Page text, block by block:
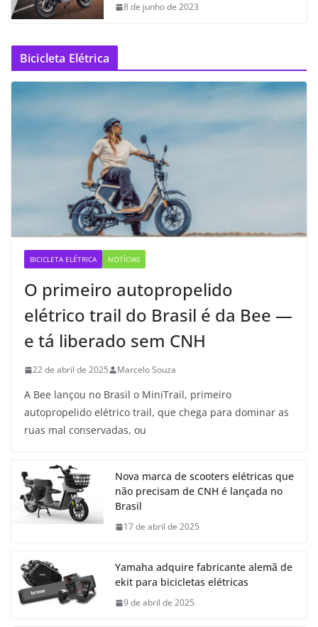
8 de junho de 2023
Bicicleta Elétrica
BICICLETA ELÉTRICA NOTÍCIAS
O primeiro autopropelido
elétrico trail do Brasil é da Bee —
e tá liberado sem CNH
22 de abril de 2025 Marcelo Souza
A Bee lançou no Brasil o MiniTrail, primeiro
autopropelido elétrico trail, que chega para dominar as
ruas mal conservadas, ou
Nova marca de scooters elétricas que
não precisam de CNH é lançada no
Brasil
17 de abril de 2025
Yamaha adquire fabricante alemã de
ekit para bicicletas elétricas
9 de abril de 2025